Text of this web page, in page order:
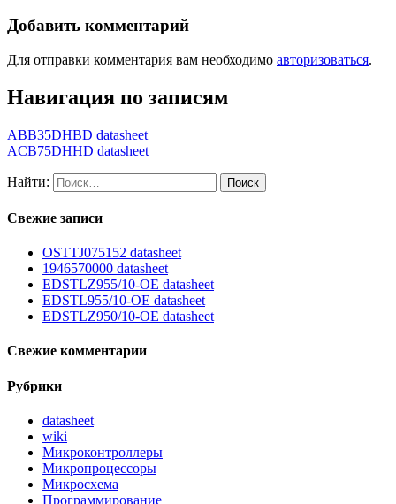
Добавить комментарий
Для отправки комментария вам необходимо авторизоваться.
Навигация по записям
ABB35DHBD datasheet
ACB75DHHD datasheet
Найти:
Свежие записи
OSTTJ075152 datasheet
1946570000 datasheet
EDSTLZ955/10-OE datasheet
EDSTL955/10-OE datasheet
EDSTLZ950/10-OE datasheet
Свежие комментарии
Рубрики
datasheet
wiki
Микроконтроллеры
Микропроцессоры
Микросхема
Программирование